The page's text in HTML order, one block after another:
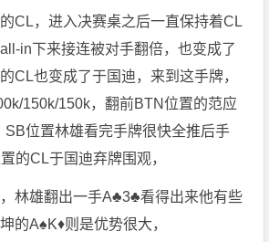
CL，进入决赛桌之后一直保持着CL
in下来接连被对手翻倍，也变成了
CL也变成了于国迪，来到这手牌，
150k/150k，翻前BTN位置的范应
SB位置林雄看完手牌很快全推后手
的CL于国迪弃牌围观，
林雄翻出一手A♣️3♣️看得出来他有些
的A♠️K♦️则是优势很大，